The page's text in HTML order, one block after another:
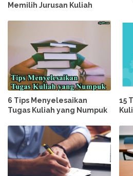
Memilih Jurusan Kuliah
6 Tips Menyelesaikan
Tugas Kuliah yang Numpuk
15